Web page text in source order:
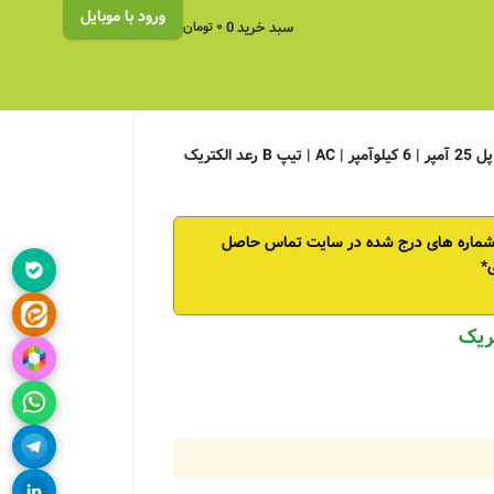
سبد خرید0۰ تومان ورود با موبایل
شماره های درج شده در سایت تماس حاصل